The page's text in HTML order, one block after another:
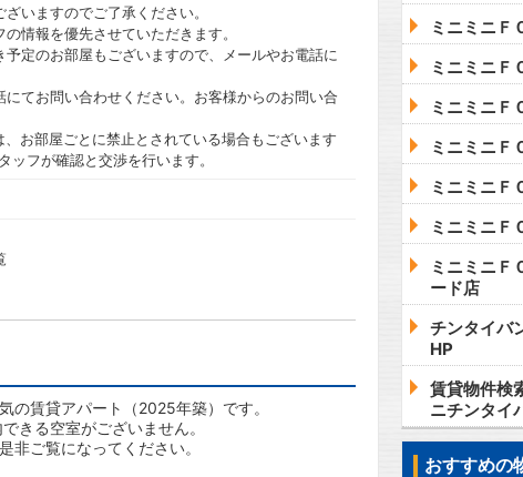
いますのでご了承ください。
情報を優先させていただきます。
定のお部屋もございますので、メールやお電話に
てお問い合わせください。お客様からのお問い合
お部屋ごとに禁止とされている場合もございます
フが確認と交渉を行います。
の賃貸アパート（2025年築）です。
きる空室がございません。
非ご覧になってください。
ミニミニＦ
ミニミニＦ
ミニミニＦ
ミニミニＦ
ミニミニＦ
ミニミニＦ
ミニミニＦ
ード店
チンタイバ
HP
賃貸物件検
ニチンタイ
おすすめの